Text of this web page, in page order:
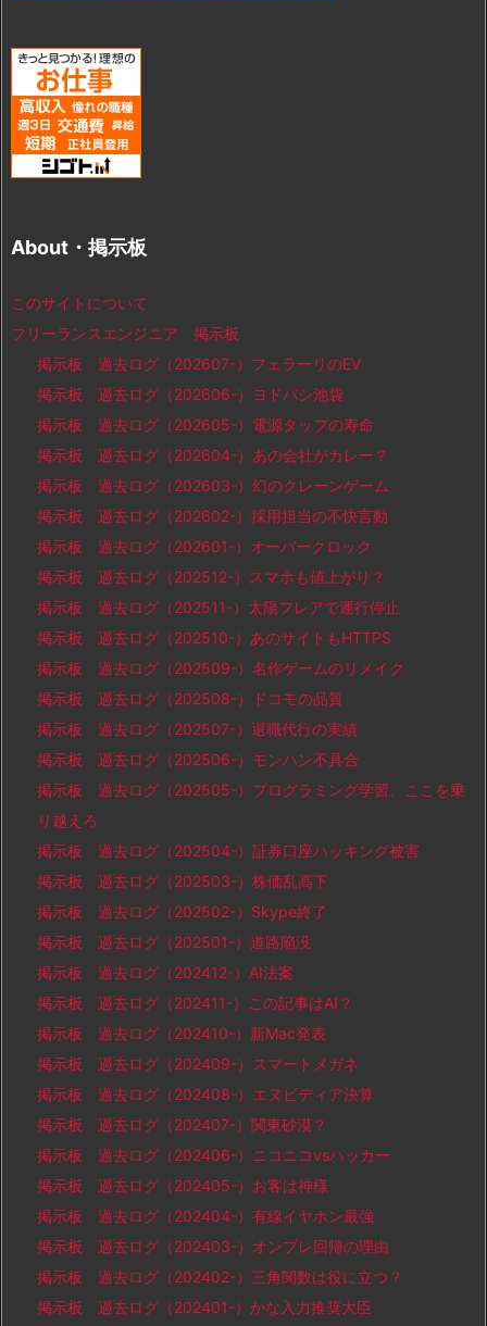
About・掲示板
このサイトについて
フリーランスエンジニア 掲示板
掲示板 過去ログ（202607-）フェラーリのEV
掲示板 過去ログ（202606-）ヨドバシ池袋
掲示板 過去ログ（202605-）電源タップの寿命
掲示板 過去ログ（202604-）あの会社がカレー？
掲示板 過去ログ（202603-）幻のクレーンゲーム
掲示板 過去ログ（202602-）採用担当の不快言動
掲示板 過去ログ（202601-）オーバークロック
掲示板 過去ログ（202512-）スマホも値上がり？
掲示板 過去ログ（202511-）太陽フレアで運行停止
掲示板 過去ログ（202510-）あのサイトもHTTPS
掲示板 過去ログ（202509-）名作ゲームのリメイク
掲示板 過去ログ（202508-）ドコモの品質
掲示板 過去ログ（202507-）退職代行の実績
掲示板 過去ログ（202506-）モンハン不具合
掲示板 過去ログ（202505-）プログラミング学習、ここを乗
り越えろ
掲示板 過去ログ（202504-）証券口座ハッキング被害
掲示板 過去ログ（202503-）株価乱高下
掲示板 過去ログ（202502-）Skype終了
掲示板 過去ログ（202501-）道路陥没
掲示板 過去ログ（202412-）AI法案
掲示板 過去ログ（202411-）この記事はAI？
掲示板 過去ログ（202410-）新Mac発表
掲示板 過去ログ（202409-）スマートメガネ
掲示板 過去ログ（202408-）エヌビディア決算
掲示板 過去ログ（202407-）関東砂漠？
掲示板 過去ログ（202406-）ニコニコvsハッカー
掲示板 過去ログ（202405-）お客は神様
掲示板 過去ログ（202404-）有線イヤホン最強
掲示板 過去ログ（202403-）オンプレ回帰の理由
掲示板 過去ログ（202402-）三角関数は役に立つ？
掲示板 過去ログ（202401-）かな入力推奨大臣